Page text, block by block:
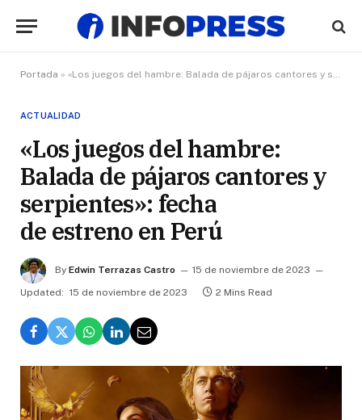
Portada » «Los juegos del hambre: Balada de pájaros cantores y serpientes»: fecha de estreno en Perú
ACTUALIDAD
«Los juegos del hambre:
Balada de pájaros cantores y
serpientes»: fecha
de estreno en Perú
By Edwin Terrazas Castro
15 de noviembre de 2023
Updated: 15 de noviembre de 2023 2 Mins Read